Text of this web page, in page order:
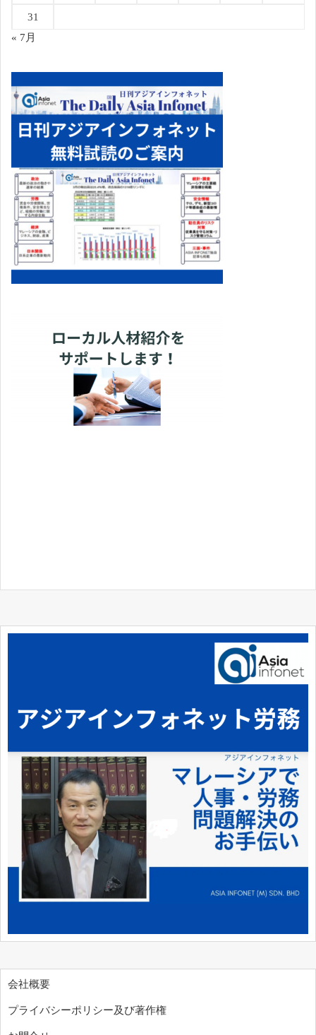
31
« 7月
会社概要
プライバシーポリシー及び著作権